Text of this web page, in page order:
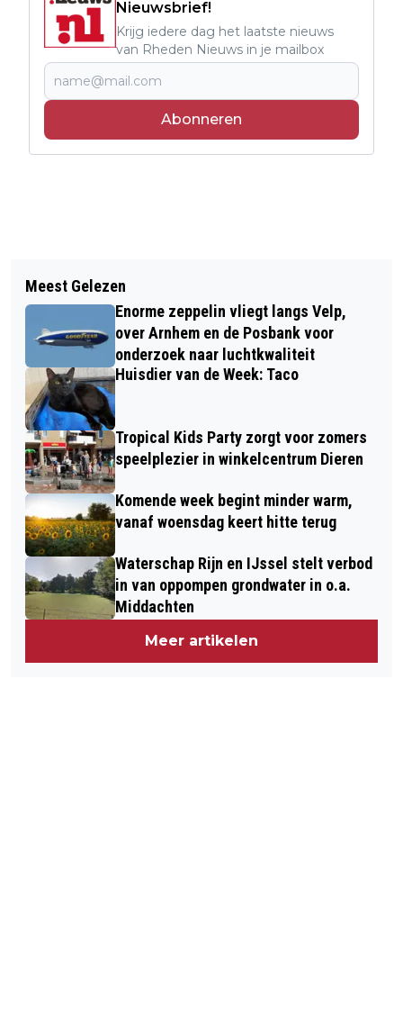
Nieuwsbrief!
Krijg iedere dag het laatste nieuws
van Rheden Nieuws in je mailbox
Abonneren
NIEUWE ACTIVITEITEN BIJ ATELIER
CRESO IN VELP
AFSCHEID VAN WETHOUDER DORUS
KLOMBERG NA ACHT JAAR
WETHOUDER VOOR GEMEENTE
RHEDEN
Meest Gelezen
Enorme zeppelin vliegt langs Velp,
over Arnhem en de Posbank voor
onderzoek naar luchtkwaliteit
Huisdier van de Week: Taco
Tropical Kids Party zorgt voor zomers
speelplezier in winkelcentrum Dieren
Komende week begint minder warm,
vanaf woensdag keert hitte terug
Waterschap Rijn en IJssel stelt verbod
in van oppompen grondwater in o.a.
Middachten
Meer artikelen